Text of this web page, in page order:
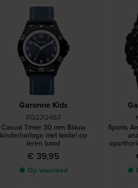
Garonne Kids
KQ22Q463
Casual Timer 30 mm Blauw
kinderhorloge met textiel op
leren band
€ 39,95
● Op voorraad
Sports
●